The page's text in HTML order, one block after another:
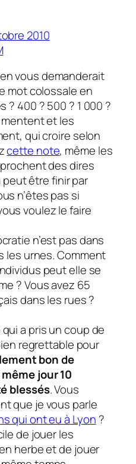
2010
vous demanderait
mot colossale en
? 400 ? 500 ? 1 000 ?
et les
qui croire selon
cette note, même les
des dires
peut être finir par
n’êtes pas si
voulez le faire
n’est pas dans
les urnes. Comment
peut elle se
? Vous avez 65
dans les rues ?
a pris un coup de
regrettable pour
bon de
jour 10
blessés. Vous
que je vous parle
qui ont eu à Lyon ?
de jouer les
herbe et de jouer